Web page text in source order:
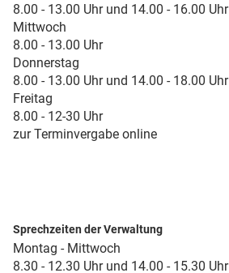
8.00 - 13.00 Uhr und 14.00 - 16.00 Uhr
Mittwoch
8.00 - 13.00 Uhr
Donnerstag
8.00 - 13.00 Uhr und 14.00 - 18.00 Uhr
Freitag
8.00 - 12-30 Uhr
zur Terminvergabe online
Sprechzeiten der Verwaltung
Montag - Mittwoch
8.30 - 12.30 Uhr und 14.00 - 15.30 Uhr